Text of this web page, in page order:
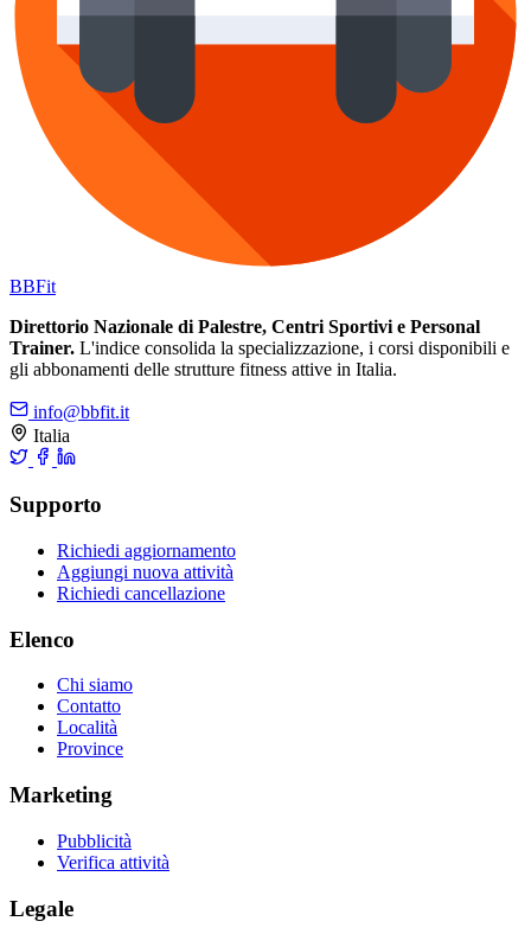
BBFit
Direttorio Nazionale di Palestre, Centri Sportivi e Personal
Trainer. L'indice consolida la specializzazione, i corsi disponibili e
gli abbonamenti delle strutture fitness attive in Italia.
info@bbfit.it
Italia
Supporto
Richiedi aggiornamento
Aggiungi nuova attività
Richiedi cancellazione
Elenco
Chi siamo
Contatto
Località
Province
Marketing
Pubblicità
Verifica attività
Legale